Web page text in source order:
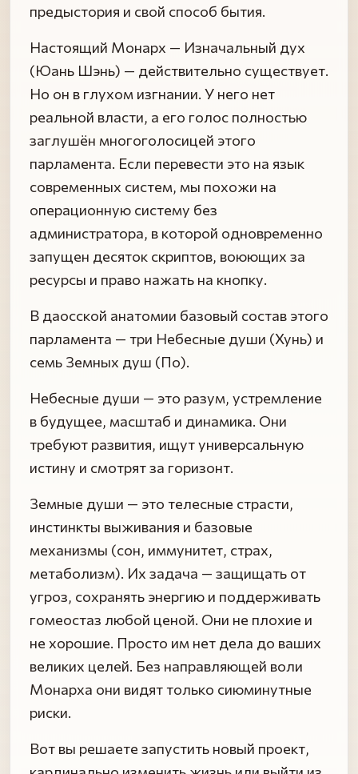
предыстория и свой способ бытия.
Настоящий Монарх — Изначальный дух
(Юань Шэнь) — действительно существует.
Но он в глухом изгнании. У него нет
реальной власти, а его голос полностью
заглушён многоголосицей этого
парламента. Если перевести это на язык
современных систем, мы похожи на
операционную систему без
администратора, в которой одновременно
запущен десяток скриптов, воюющих за
ресурсы и право нажать на кнопку.
В даосской анатомии базовый состав этого
парламента — три Небесные души (Хунь) и
семь Земных душ (По).
Небесные души — это разум, устремление
в будущее, масштаб и динамика. Они
требуют развития, ищут универсальную
истину и смотрят за горизонт.
Земные души — это телесные страсти,
инстинкты выживания и базовые
механизмы (сон, иммунитет, страх,
метаболизм). Их задача — защищать от
угроз, сохранять энергию и поддерживать
гомеостаз любой ценой. Они не плохие и
не хорошие. Просто им нет дела до ваших
великих целей. Без направляющей воли
Монарха они видят только сиюминутные
риски.
Вот вы решаете запустить новый проект,